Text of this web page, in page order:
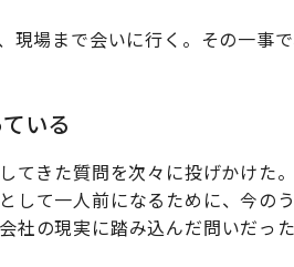
現場まで会いに行く。その一事
いる
てきた質問を次々に投げかけた
して一人前になるために、今の
社の現実に踏み込んだ問いだった